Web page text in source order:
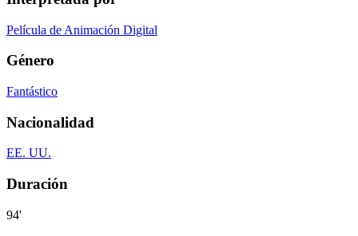
Película de Animación Digital
Género
Fantástico
Nacionalidad
EE. UU.
Duración
94'